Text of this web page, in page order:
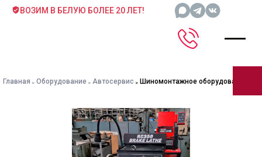
ВОЗИМ В БЕЛУЮ БОЛЕЕ 20 ЛЕТ!
Главная Оборудование Автосервис Шиномонтажное оборудование